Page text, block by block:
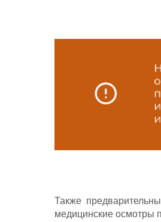
Также
медицинские осмотры